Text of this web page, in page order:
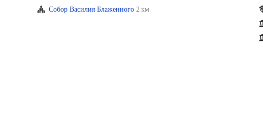
Собор Василия Блаженного 2 км